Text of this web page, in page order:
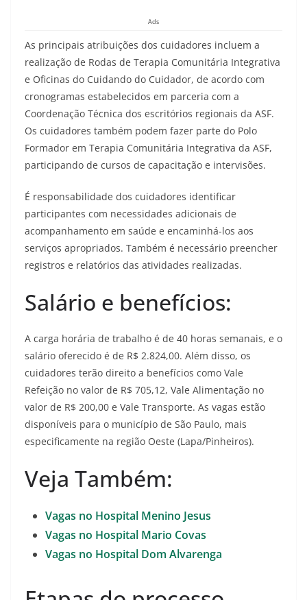
Ads
As principais atribuições dos cuidadores incluem a
realização de Rodas de Terapia Comunitária Integrativa
e Oficinas do Cuidando do Cuidador, de acordo com
cronogramas estabelecidos em parceria com a
Coordenação Técnica dos escritórios regionais da ASF.
Os cuidadores também podem fazer parte do Polo
Formador em Terapia Comunitária Integrativa da ASF,
participando de cursos de capacitação e intervisões.
É responsabilidade dos cuidadores identificar
participantes com necessidades adicionais de
acompanhamento em saúde e encaminhá-los aos
serviços apropriados. Também é necessário preencher
registros e relatórios das atividades realizadas.
Salário e benefícios:
A carga horária de trabalho é de 40 horas semanais, e o
salário oferecido é de R$ 2.824,00. Além disso, os
cuidadores terão direito a benefícios como Vale
Refeição no valor de R$ 705,12, Vale Alimentação no
valor de R$ 200,00 e Vale Transporte. As vagas estão
disponíveis para o município de São Paulo, mais
especificamente na região Oeste (Lapa/Pinheiros).
Veja Também:
Vagas no Hospital Menino Jesus
Vagas no Hospital Mario Covas
Vagas no Hospital Dom Alvarenga